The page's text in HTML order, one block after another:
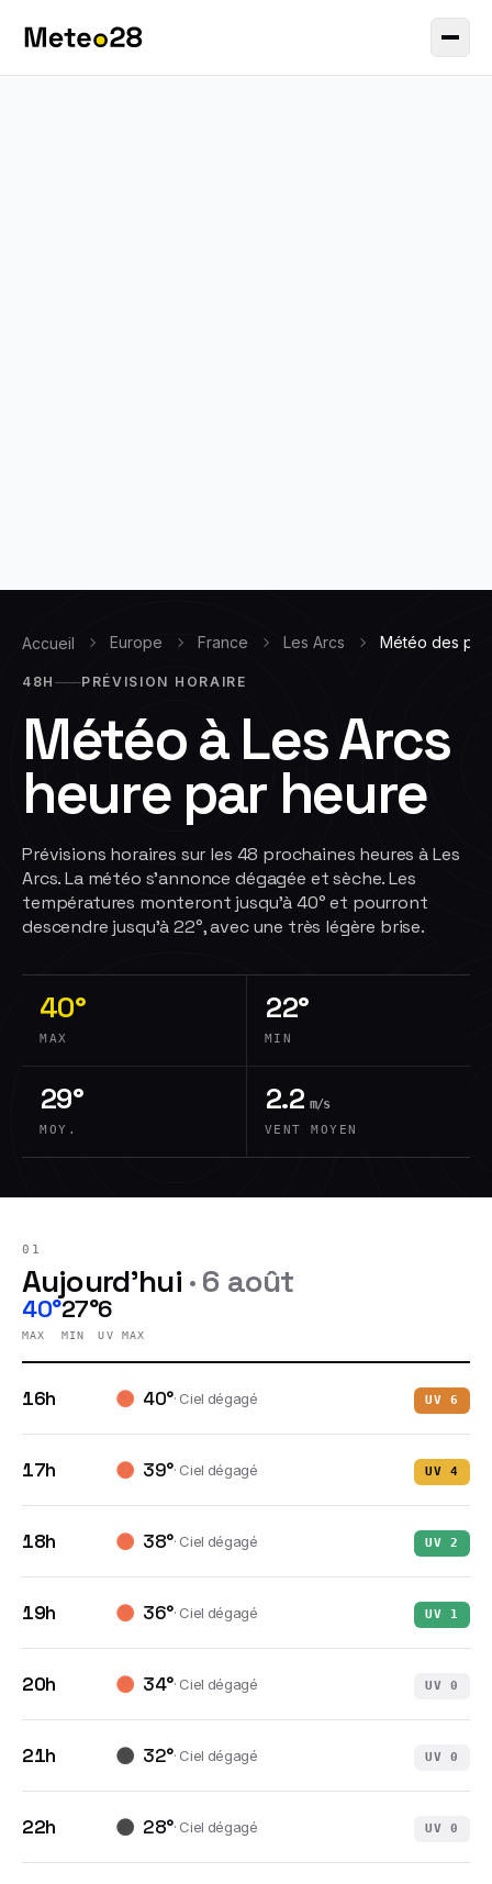
Accueil Europe France Les Arcs Météo des
48H PRÉVISION HORAIRE
Météo àLes Arcs
heure par heure
Prévisions horaires sur les 48 prochaines heures à Les
Arcs. La météo s'annonce dégagée et sèche. Les
températures monteront jusqu'à 40° et pourront
descendre jusqu'à 22°, avec une très légère brise.
40°
MAX
22°
MIN
29°
MOY.
2.2 m/s
VENT MOYEN
01
Aujourd'hui ·6 août
40°
MAX
27°
MIN
6
UV MAX
16h 40°· Ciel dégagé UV6
17h 39°· Ciel dégagé UV4
18h 38°· Ciel dégagé UV2
19h 36°· Ciel dégagé UV 1
20h 34°· Ciel dégagé UV0
21h 32°· Ciel dégagé UV0
22h 28°· Ciel dégagé UV0